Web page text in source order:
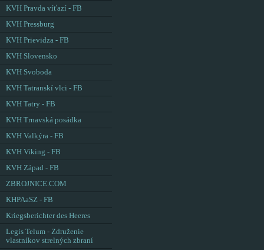
KVH Pravda víťazí - FB
KVH Pressburg
KVH Prievidza - FB
KVH Slovensko
KVH Svoboda
KVH Tatranskí vlci - FB
KVH Tatry - FB
KVH Trnavská posádka
KVH Valkýra - FB
KVH Viking - FB
KVH Západ - FB
ZBROJNICE.COM
KHPAaSZ - FB
Kriegsberichter des Heeres
Legis Telum - Združenie
vlastníkov strelných zbraní